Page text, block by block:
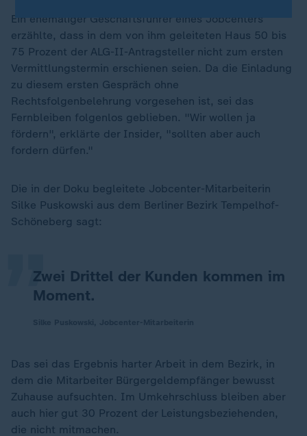
Ein ehemaliger Geschäftsführer eines Jobcenters
erzählte, dass in dem von ihm geleiteten Haus 50 bis
75 Prozent der ALG-II-Antragsteller nicht zum ersten
Vermittlungstermin erschienen seien. Da die Einladung
zu diesem ersten Gespräch ohne
Rechtsfolgenbelehrung vorgesehen ist, sei das
Fernbleiben folgenlos geblieben. "Wir wollen ja
fördern", erklärte der Insider, "sollten aber auch
fordern dürfen."
Die in der Doku begleitete Jobcenter-Mitarbeiterin
Silke Puskowski aus dem Berliner Bezirk Tempelhof-
Schöneberg sagt:
Zwei Drittel der Kunden kommen im
Moment.
„
Das sei das Ergebnis harter Arbeit in dem Bezirk, in
dem die Mitarbeiter Bürgergeldempfänger bewusst
Zuhause aufsuchten. Im Umkehrschluss bleiben aber
auch hier gut 30 Prozent der Leistungsbeziehenden,
die nicht mitmachen.